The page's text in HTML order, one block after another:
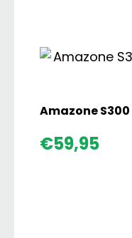
Amazone
€59,95